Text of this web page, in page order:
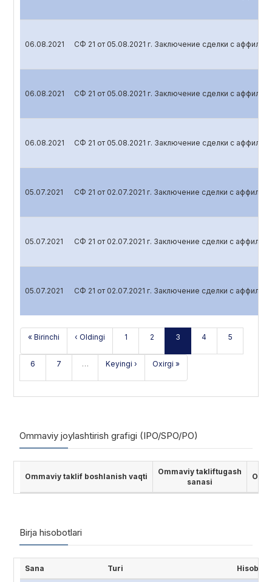
06.08.2021 СФ 21 от 05.08.2021 г. Заключение сделки с
06.08.2021 СФ 21 от 05.08.2021 г. Заключение сделки с
06.08.2021 СФ 21 от 05.08.2021 г. Заключение сделки с
05.07.2021 СФ 21 от 02.07.2021 г. Заключение сделки с
05.07.2021 СФ 21 от 02.07.2021 г. Заключение сделки с
05.07.2021 СФ 21 от 02.07.2021 г. Заключение сделки с
« Birinchi ‹ Oldingi 1 2 3 4 5
6 7 … Keyingi › Oxirgi »
Ommaviy joylashtirish grafigi (IPO/SPO/PO)
Ommaviy taklif boshlanish vaqti
Ommaviy takliftugash
sanasi
Birja hisobotlari
Sana Turi Hisobot